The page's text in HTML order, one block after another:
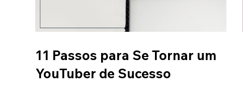
11 Passos para Se Tornar um
YouTuber de Sucesso